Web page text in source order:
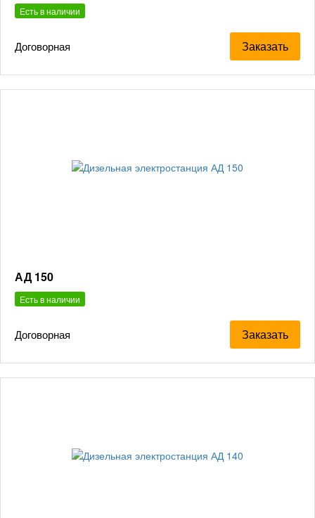
Есть в наличии
Договорная Заказать
АД 150
Есть в наличии
Договорная Заказать